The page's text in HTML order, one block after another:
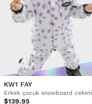
KW1 FAY
Erkek çocuk snowboard ceketi
$139.95